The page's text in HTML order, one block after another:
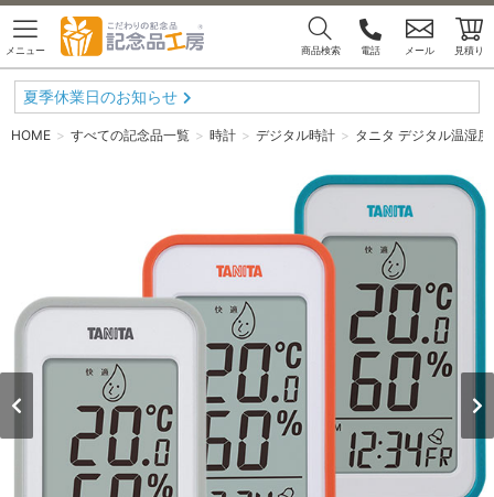
メニュー 商品検索 電話 メール 見積り
夏季休業日のお知らせ
HOME すべての記念品一覧 時計 デジタル時計 タニタ デジタル温湿